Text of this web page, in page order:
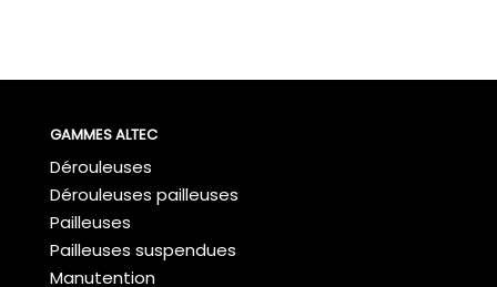
GAMMES ALTEC
Dérouleuses
Dérouleuses pailleuses
Pailleuses
Pailleuses suspendues
Manutention